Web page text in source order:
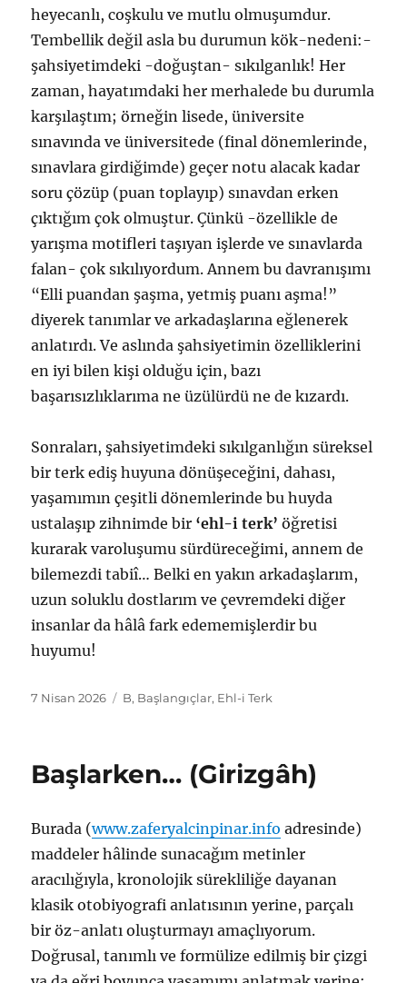
heyecanlı, coşkulu ve mutlu olmuşumdur.
Tembellik değil asla bu durumun kök-nedeni:-
şahsiyetimdeki -doğuştan- sıkılganlık! Her
zaman, hayatımdaki her merhalede bu durumla
karşılaştım; örneğin lisede, üniversite
sınavında ve üniversitede (final dönemlerinde,
sınavlara girdiğimde) geçer notu alacak kadar
soru çözüp (puan toplayıp) sınavdan erken
çıktığım çok olmuştur. Çünkü -özellikle de
yarışma motifleri taşıyan işlerde ve sınavlarda
falan- çok sıkılıyordum. Annem bu davranışımı
“Elli puandan şaşma, yetmiş puanı aşma!”
diyerek tanımlar ve arkadaşlarına eğlenerek
anlatırdı. Ve aslında şahsiyetimin özelliklerini
en iyi bilen kişi olduğu için, bazı
başarısızlıklarıma ne üzülürdü ne de kızardı.
Sonraları, şahsiyetimdeki sıkılganlığın süreksel
bir terk ediş huyuna dönüşeceğini, dahası,
yaşamımın çeşitli dönemlerinde bu huyda
ustalaşıp zihnimde bir ‘ehl-i terk’ öğretisi
kurarak varoluşumu sürdüreceğimi, annem de
bilemezdi tabiî… Belki en yakın arkadaşlarım,
uzun soluklu dostlarım ve çevremdeki diğer
insanlar da hâlâ fark edememişlerdir bu
huyumu!
Yayın
7 Nisan 2026 Etiketler
B, Başlangıçlar, Ehl-i Terk
Başlarken… (Girizgâh)
Burada (www.zaferyalcinpinar.info ⁠ adresinde)
maddeler hâlinde sunacağım metinler
aracılığıyla, kronolojik sürekliliğe dayanan
klasik otobiyografi anlatısının yerine, parçalı
bir öz-anlatı oluşturmayı amaçlıyorum.
Doğrusal, tanımlı ve formülize edilmiş bir çizgi